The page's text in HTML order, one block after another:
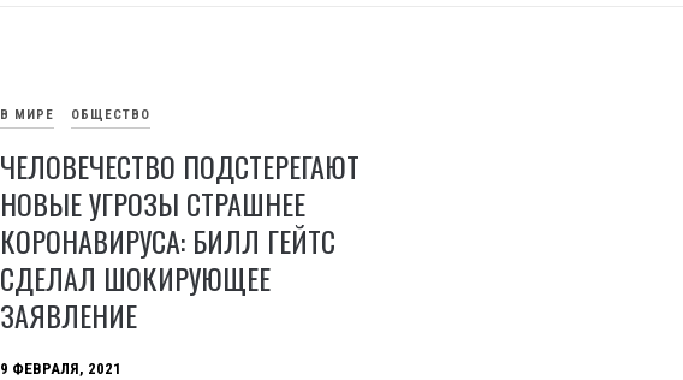
В МИРЕ ОБЩЕСТВО
ЧЕЛОВЕЧЕСТВО ПОДСТЕРЕГАЮТ
НОВЫЕ УГРОЗЫ СТРАШНЕЕ
КОРОНАВИРУСА: БИЛЛ ГЕЙТС
СДЕЛАЛ ШОКИРУЮЩЕЕ
ЗАЯВЛЕНИЕ
9 ФЕВРАЛЯ, 2021